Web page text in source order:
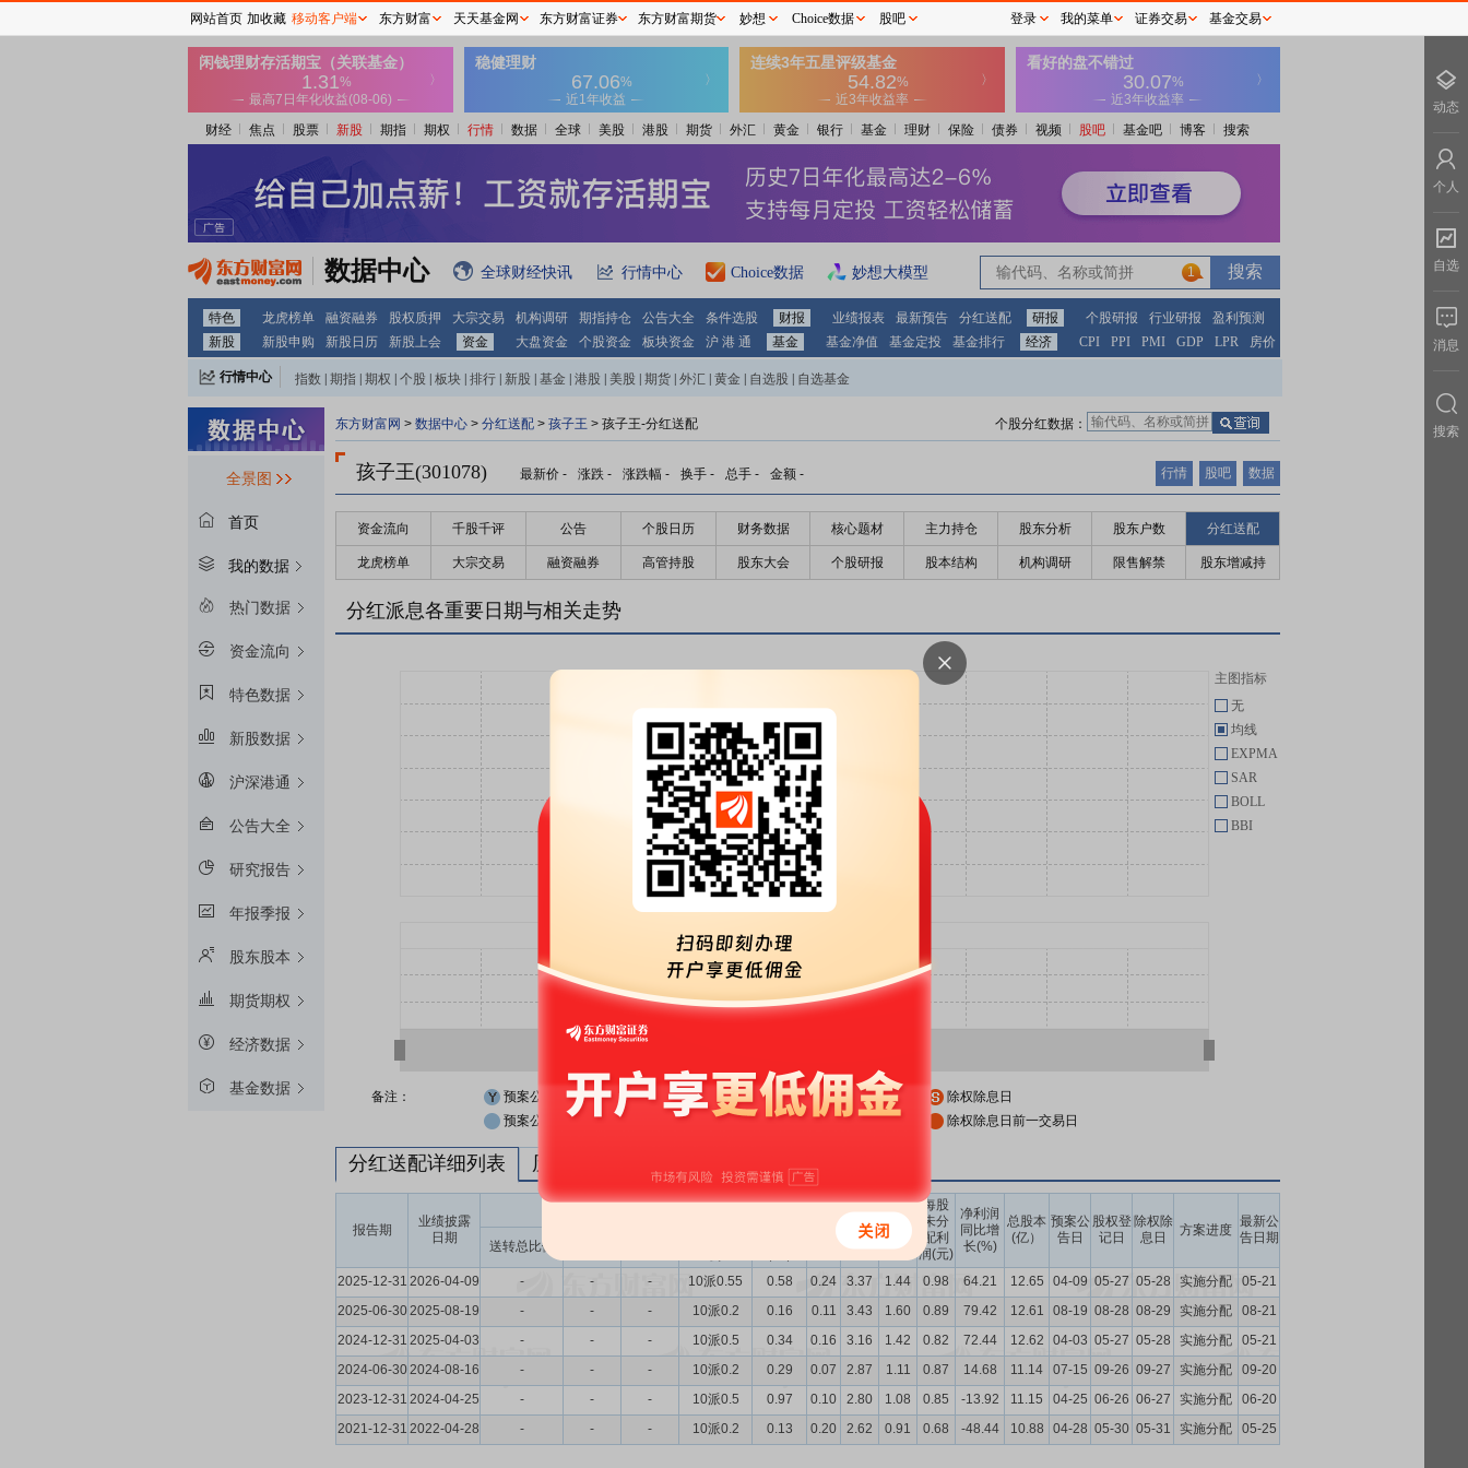
财经 焦点 股票 新股 期指 期权 行情 数据 全球 美股 港股 期货 外汇 黄金 银行 基金 理财 保险 债券 视频 股吧 基金吧 博客 搜索
数据中心 全球财经快讯 行情中心 Choice数据 妙想大模型 1
特色 龙虎榜单 融资融券 股权质押 大宗交易 机构调研 期指持仓 公告大全 条件选股 财报 业绩报表 最新预告 分红送配 研报 个股研报 行业研报
盈利预测
新股
新股申购 新股日历 新股上会 资金 大盘资金 个股资金 板块资金 沪 港 通 基金 基金净值 基金定投 基金排行 经济 CPI PPI PMI GDP LPR 房价
行情中心 指数 期指 期权 个股 板块 排行 新股 基金 港股 美股 期货 外汇 黄金 自选股 自选基金
全景图
首页
我的数据
热门数据
资金流向
特色数据
新股数据
沪深港通
公告大全
研究报告
年报季报
股东股本
期货期权
经济数据
基金数据
东方财富网 > 数据中心 > 分红送配 > 孩子王 > 孩子王-分红送配 个股分红数据：
孩子王(301078) 最新价 - 涨跌 - 涨跌幅 - 换手 - 总手 - 金额 - 行情 股吧 数据
资金流向 千股千评 公告 个股日历 财务数据 核心题材 主力持仓 股东分析 股东户数 分红送配
龙虎榜单 大宗交易 融资融券 高管持股 股东大会 个股研报 股本结构 机构调研 限售解禁 股东增减持
分红派息各重要日期与相关走势
主图指标
无
均线
EXPMA
SAR
BOLL
BBI
备注： 预案公布日 股权登记日
除权除息日
预案公布日前一交易日
股权登记日前一交易日 除权除息日前一交易日
分红送配详细列表 历次分红派息与涨跌幅表现
报告期
业绩披露
日期
收益
每股
净资
产(元)
每股
公积
金(元)
每股
未分
配利
润(元)
净利润
同比增
长(%)
总股本
(亿）
预案公
告日
股权登
记日
除权除
息日
方案进度
最新公
告日期
送转总比例
2025-12-31 2026-04-09 - - - 10派0.55 0.58 0.24 3.37 1.44 0.98 64.21 12.65 04-09 05-27 05-28 实施分配
05-21
2025-06-302025-08-19 - - - 10派0.2 0.16 0.11 3.43 1.60 0.89 79.42 12.61 08-19 08-28 08-29 实施分配
08-21
2024-12-31 2025-04-03 - - - 10派0.5 0.34 0.16 3.16 1.42 0.82 72.44 12.62 04-03 05-27 05-28 实施分配
05-21
2024-06-302024-08-16 - - - 10派0.2 0.29 0.07 2.87 1.11 0.87 14.68 11.14 07-15 09-26 09-27 实施分配
09-20
2023-12-31 2024-04-25 - - - 10派0.5 0.97 0.10 2.80 1.08 0.85 -13.92 11.15 04-25 06-26 06-27 实施分配
06-20
2021-12-31 2022-04-28 - - - 10派0.2 0.13 0.20 2.62 0.91 0.68 -48.44 10.88 04-28 05-30 05-31 实施分配 05-25
网站首页 加收藏 移动客户端 东方财富 天天基金网 东方财富证券 东方财富期货 妙想 Choice数据 股吧 登录 我的菜单 证券交易 基金交易
动态
个人
自选
消息
搜索